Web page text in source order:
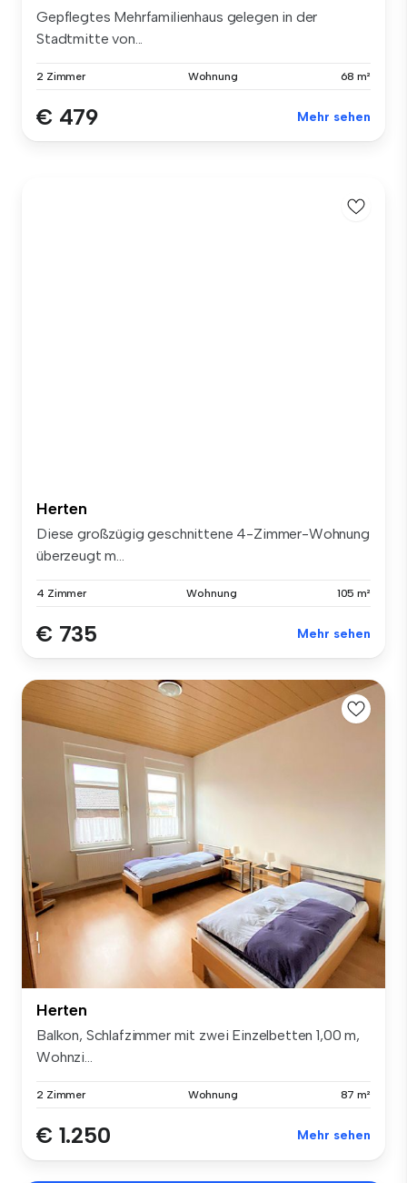
Gepflegtes Mehrfamilienhaus gelegen in der
Stadtmitte von...
2 Zimmer Wohnung 68 m²
€ 479 Mehr sehen
Herten
Diese großzügig geschnittene 4-Zimmer-Wohnung
überzeugt m...
4 Zimmer Wohnung 105 m²
€ 735 Mehr sehen
Herten
Balkon, Schlafzimmer mit zwei Einzelbetten 1,00 m,
Wohnzi...
2 Zimmer Wohnung 87 m²
€ 1.250 Mehr sehen